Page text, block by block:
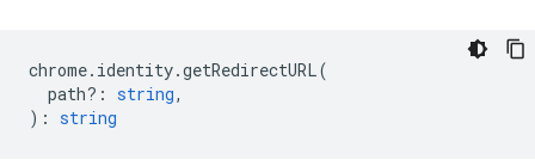
chrome. identity.getRedirectURL(
path? : string,
) : string